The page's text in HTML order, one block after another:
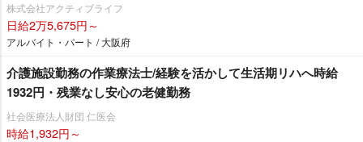
株式会社アクティブライフ
日給2万5,675円～
アルバイト・パート / 大阪府
介護施設勤務の作業療法士/経験を活かして生活期リハへ時給
1932円・残業なし安心の老健勤務
社会医療法人財団 仁医会
時給1,932円～